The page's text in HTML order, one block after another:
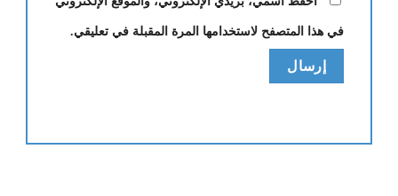
في هذا المتصفح لاستخدامها المرة المقبلة في تعليقي.